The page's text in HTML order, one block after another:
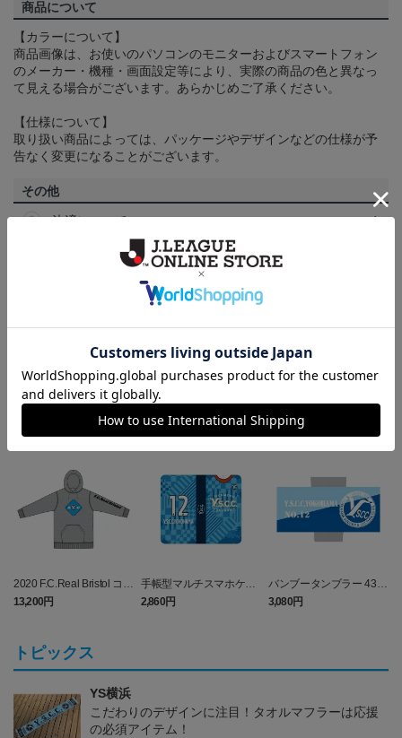
商品について
【カラーについて】
商品画像は、お使いのパソコンのモニターおよびスマートフォン
のメーカー・機種・画面設定等により、実際の商品の色と異なっ
て見える場合がございます。あらかじめご了承ください。
【仕様について】
取り扱い商品によっては、パッケージやデザインなどの仕様が予
告なく変更になることがございます。
その他
決済について
ギフト対応について
ランキング
2020 F.C.Real Bristol コラ
13,200円
手帳型マルチスマホケー
ス (Y.S.C.C.横浜)
2,860円
バンブータンブラー 430
ml (Y.S.C.C.横浜)
3,080円
トピックス
YS横浜
こだわりのデザインに注目！タオルマフラーは応援
の必須アイテム！